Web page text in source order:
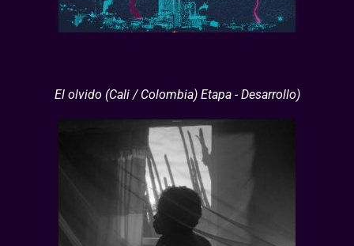
El olvido (Cali / Colombia) Etapa - Desarrollo)